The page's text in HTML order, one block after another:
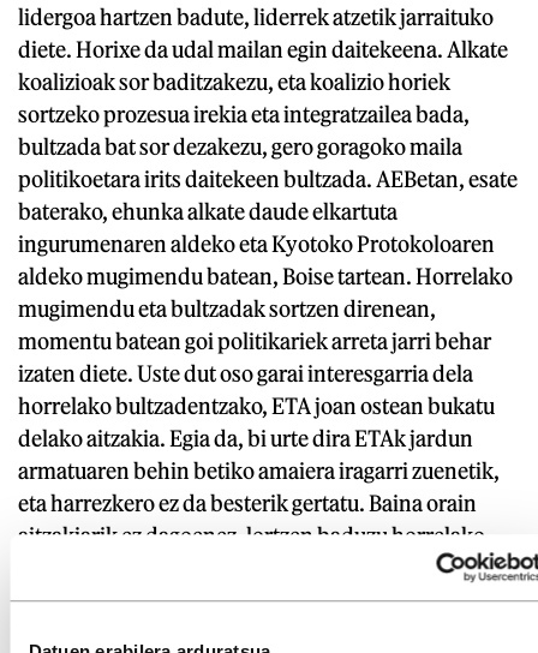
lidergoa hartzen badute, liderrek atzetik jarraituko
diete. Horixe da udal mailan egin daitekeena. Alkate
koalizioak sor baditzakezu, eta koalizio horiek
sortzeko prozesua irekia eta integratzailea bada,
bultzada bat sor dezakezu, gero goragoko maila
politikoetara irits daitekeen bultzada. AEBetan, esate
baterako, ehunka alkate daude elkartuta
ingurumenaren aldeko eta Kyotoko Protokoloaren
aldeko mugimendu batean, Boise tartean. Horrelako
mugimendu eta bultzadak sortzen direnean,
momentu batean goi politikariek arreta jarri behar
izaten diete. Uste dut oso garai interesgarria dela
horrelako bultzadentzako, ETA joan ostean bukatu
delako aitzakia. Egia da, bi urte dira ETAk jardun
armatuaren behin betiko amaiera iragarri zuenetik,
eta harrezkero ez da besterik gertatu. Baina orain
aitzakiarik ez dagoenez, lortzen baduzu horrelako
bultzada bat sortzea udal mailan, bultzada hori
gogorragoa izango da.